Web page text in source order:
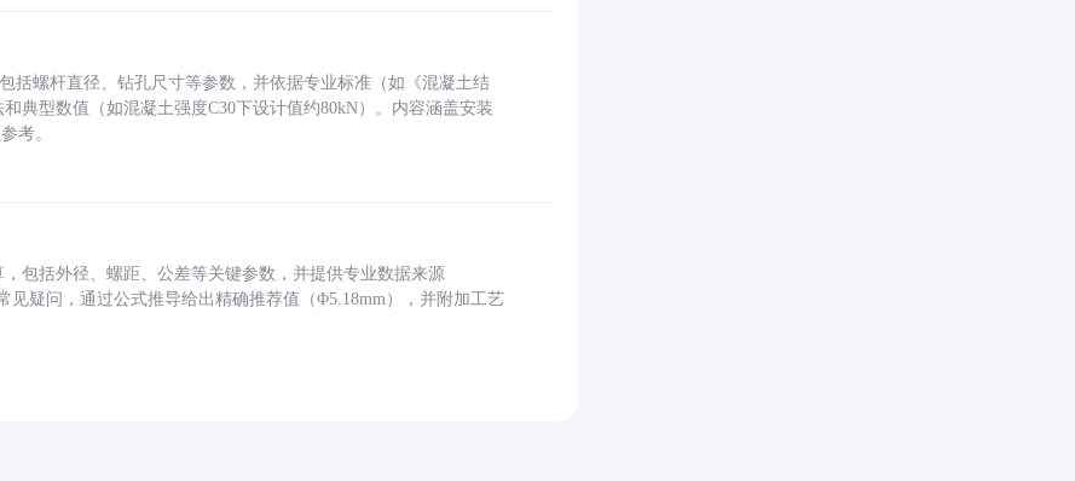
括螺杆直径、钻孔尺寸等参数，并依据专业标准（如《混凝土结
典型数值（如混凝土强度C30下设计值约80kN）。内容涵盖安装
考。
包括外径、螺距、公差等关键参数，并提供专业数据来源
见疑问，通过公式推导给出精确推荐值（Φ5.18mm），并附加工艺